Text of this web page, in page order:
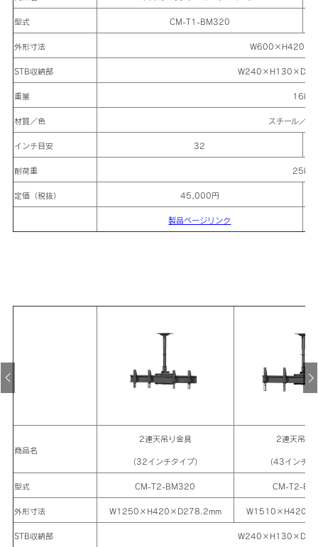
型式 CM-T1-BM320
外形寸法
STB収納部
重量 16kg
材質／色 スチール／ブ
インチ目安 32
耐荷重 25kg
定価（税抜） 45,000円
製品ページリンク
商品名
2連天吊り金具
（32インチタイプ）
2連天吊り
（43インチタ
型式 CM-T2-BM320 CM-T2-
外形寸法 W1250×H420×D278.2mm
STB収納部